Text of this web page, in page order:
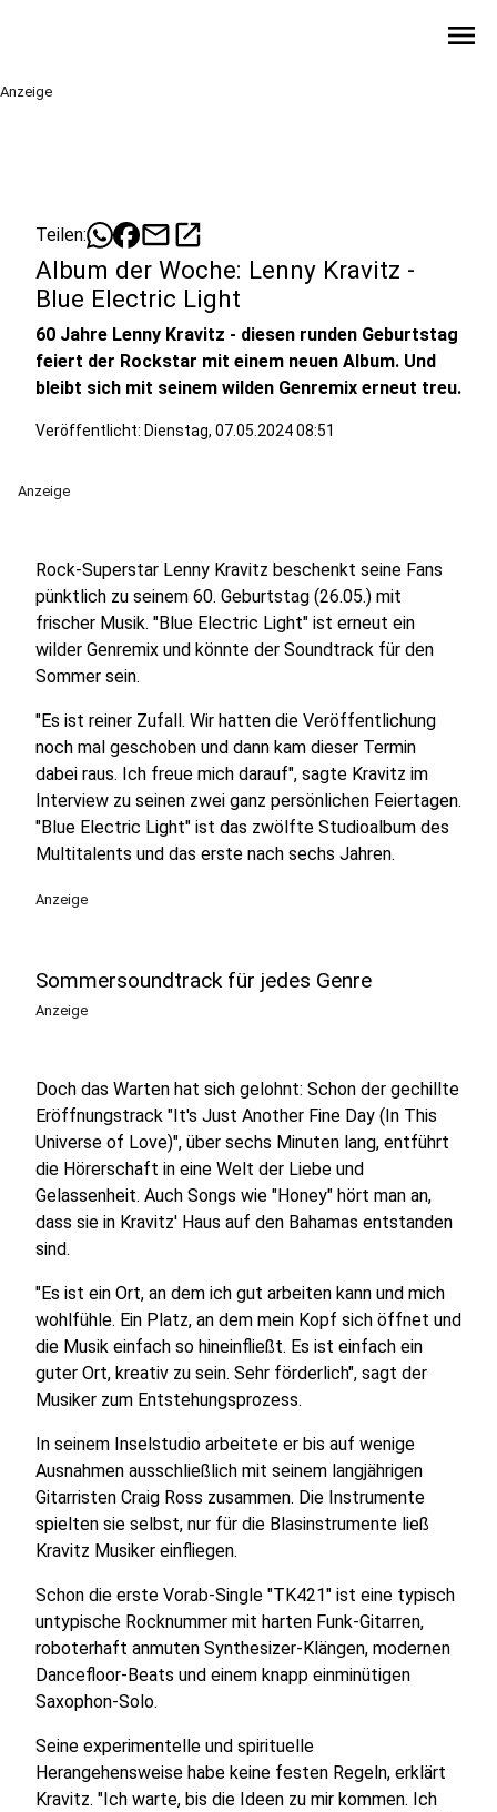
menu
Anzeige
Teilen: mailopen_in_new
Album der Woche: Lenny Kravitz -
Blue Electric Light
60 Jahre Lenny Kravitz - diesen runden Geburtstag
feiert der Rockstar mit einem neuen Album. Und
bleibt sich mit seinem wilden Genremix erneut treu.
Veröffentlicht: Dienstag, 07.05.2024 08:51
Anzeige
Rock-Superstar Lenny Kravitz beschenkt seine Fans
pünktlich zu seinem 60. Geburtstag (26.05.) mit
frischer Musik. "Blue Electric Light" ist erneut ein
wilder Genremix und könnte der Soundtrack für den
Sommer sein.
"Es ist reiner Zufall. Wir hatten die Veröffentlichung
noch mal geschoben und dann kam dieser Termin
dabei raus. Ich freue mich darauf", sagte Kravitz im
Interview zu seinen zwei ganz persönlichen Feiertagen.
"Blue Electric Light" ist das zwölfte Studioalbum des
Multitalents und das erste nach sechs Jahren.
Anzeige
Sommersoundtrack für jedes Genre
Anzeige
Doch das Warten hat sich gelohnt: Schon der gechillte
Eröffnungstrack "It's Just Another Fine Day (In This
Universe of Love)", über sechs Minuten lang, entführt
die Hörerschaft in eine Welt der Liebe und
Gelassenheit. Auch Songs wie "Honey" hört man an,
dass sie in Kravitz' Haus auf den Bahamas entstanden
sind.
"Es ist ein Ort, an dem ich gut arbeiten kann und mich
wohlfühle. Ein Platz, an dem mein Kopf sich öffnet und
die Musik einfach so hineinfließt. Es ist einfach ein
guter Ort, kreativ zu sein. Sehr förderlich", sagt der
Musiker zum Entstehungsprozess.
In seinem Inselstudio arbeitete er bis auf wenige
Ausnahmen ausschließlich mit seinem langjährigen
Gitarristen Craig Ross zusammen. Die Instrumente
spielten sie selbst, nur für die Blasinstrumente ließ
Kravitz Musiker einfliegen.
Schon die erste Vorab-Single "TK421" ist eine typisch
untypische Rocknummer mit harten Funk-Gitarren,
roboterhaft anmuten Synthesizer-Klängen, modernen
Dancefloor-Beats und einem knapp einminütigen
Saxophon-Solo.
Seine experimentelle und spirituelle
Herangehensweise habe keine festen Regeln, erklärt
Kravitz. "Ich warte, bis die Ideen zu mir kommen. Ich